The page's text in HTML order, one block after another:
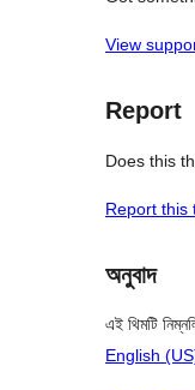
View
Report
Does this
Report this
অনুবাদ
এই থিমটি
English